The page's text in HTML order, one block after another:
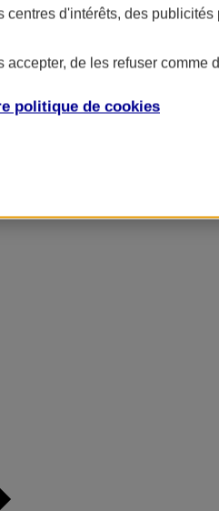
centres d'intérêts, des
accepter, de les refuser comme
politique de cookies